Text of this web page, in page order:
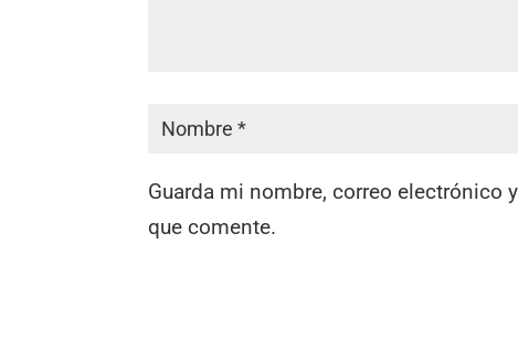
Guarda mi nombre, correo electrónico
que comente.